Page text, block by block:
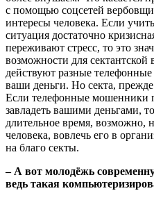
с помощью соцсетей
интересы человека. Если
ситуация достаточно
переживают стресс, то это
возможности для
действуют разные
ваши деньги. Но секта, прежде
Если телефонные мошенники
завладеть вашими деньгами,
длительное время, возможно,
человека, вовлечь его в
на благо секты.
– А вот молодёжь
ведь такая